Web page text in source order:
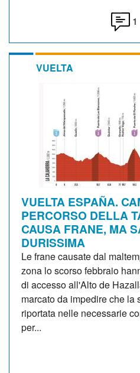
1
VUELTA
VUELTA ESPAÑA.
PERCORSO DELLA
CAUSA FRANE, MA
DURISSIMA
Le frane causate dal
zona lo scorso febbraio
di accesso all'Alto de
marcato da impedire che la
riportata nelle necessarie
per...